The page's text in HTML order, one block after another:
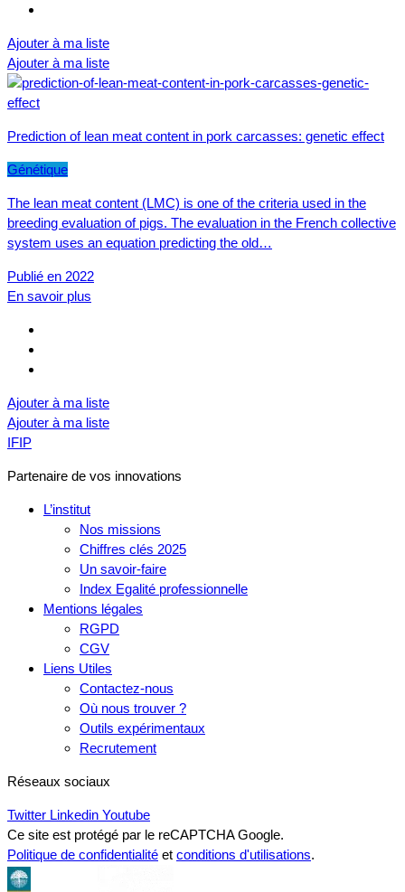
Ajouter à ma liste
Ajouter à ma liste
Prediction of lean meat content in pork carcasses: genetic effect
Génétique
The lean meat content (LMC) is one of the criteria used in the
breeding evaluation of pigs. The evaluation in the French collective
system uses an equation predicting the old…
Publié en 2022
En savoir plus
Ajouter à ma liste
Ajouter à ma liste
IFIP
Partenaire de vos innovations
L’institut
Nos missions
Chiffres clés 2025
Un savoir-faire
Index Egalité professionnelle
Mentions légales
RGPD
CGV
Liens Utiles
Contactez-nous
Où nous trouver ?
Outils expérimentaux
Recrutement
Réseaux sociaux
Twitter Linkedin Youtube
Ce site est protégé par le reCAPTCHA Google.
Politique de confidentialité et conditions d'utilisations.